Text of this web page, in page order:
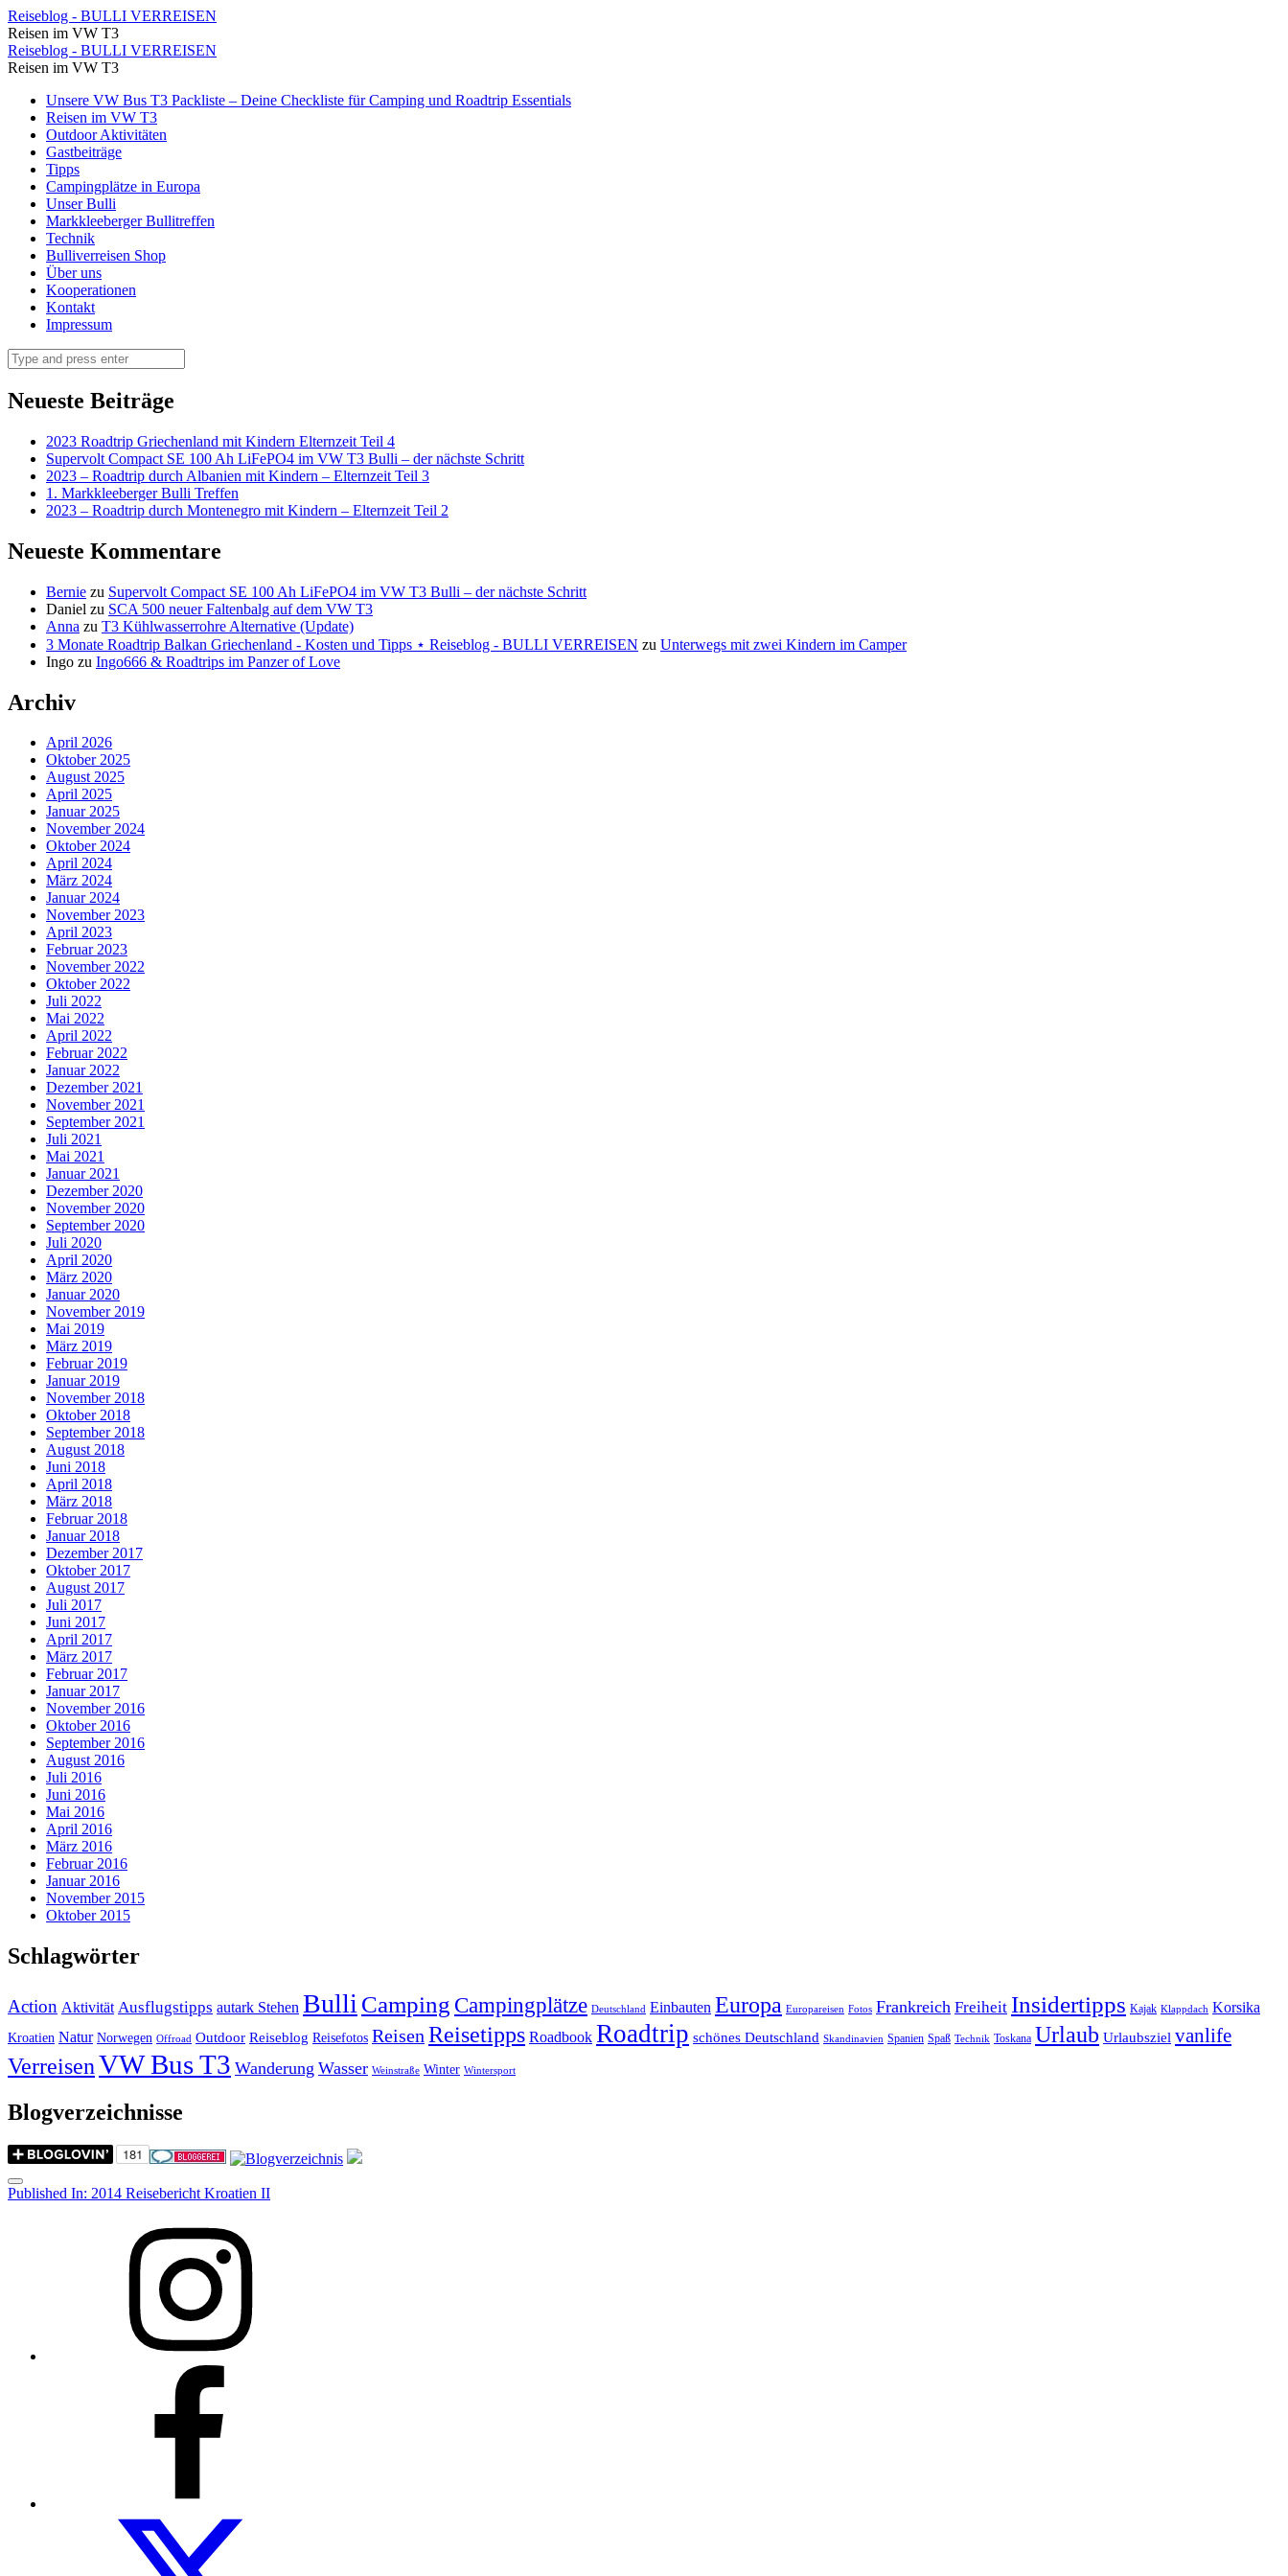
Entlang
der
Grisia
Reiseblog
BULLI
VERREISEN
Reiseblog - BULLI VERREISEN
Reisen im VW T3
Entlang
der
Grisia
Reiseblog
BULLI
VERREISEN
Reiseblog - BULLI VERREISEN
Reisen im VW T3
Skip
content
Unsere VW Bus T3 Packliste – Deine Checkliste für Camping und Roadtrip Essentials
Reisen im VW T3
Outdoor Aktivitäten
Gastbeiträge
Tipps
Campingplätze in Europa
Unser Bulli
Markkleeberger Bullitreffen
Technik
Bulliverreisen Shop
Über uns
Kooperationen
Kontakt
Impressum
Search
Neueste Beiträge
2023 Roadtrip Griechenland mit Kindern Elternzeit Teil 4
Supervolt Compact SE 100 Ah LiFePO4 im VW T3 Bulli – der nächste Schritt
2023 – Roadtrip durch Albanien mit Kindern – Elternzeit Teil 3
1. Markkleeberger Bulli Treffen
2023 – Roadtrip durch Montenegro mit Kindern – Elternzeit Teil 2
Neueste Kommentare
Bernie zu Supervolt Compact SE 100 Ah LiFePO4 im VW T3 Bulli – der nächste Schritt
Daniel zu SCA 500 neuer Faltenbalg auf dem VW T3
Anna zu T3 Kühlwasserrohre Alternative (Update)
3 Monate Roadtrip Balkan Griechenland - Kosten und Tipps ⋆ Reiseblog - BULLI VERREISEN zu Unterwegs mit zwei Kindern im Camper
Ingo zu Ingo666 & Roadtrips im Panzer of Love
Archiv
April 2026
Oktober 2025
August 2025
April 2025
Januar 2025
November 2024
Oktober 2024
April 2024
März 2024
Januar 2024
November 2023
April 2023
Februar 2023
November 2022
Oktober 2022
Juli 2022
Mai 2022
April 2022
Februar 2022
Januar 2022
Dezember 2021
November 2021
September 2021
Juli 2021
Mai 2021
Januar 2021
Dezember 2020
November 2020
September 2020
Juli 2020
April 2020
März 2020
Januar 2020
November 2019
Mai 2019
März 2019
Februar 2019
Januar 2019
November 2018
Oktober 2018
September 2018
August 2018
Juni 2018
April 2018
März 2018
Februar 2018
Januar 2018
Dezember 2017
Oktober 2017
August 2017
Juli 2017
Juni 2017
April 2017
März 2017
Februar 2017
Januar 2017
November 2016
Oktober 2016
September 2016
August 2016
Juli 2016
Juni 2016
Mai 2016
April 2016
März 2016
Februar 2016
Januar 2016
November 2015
Oktober 2015
Schlagwörter
Action Aktivität Ausflugstipps autark Stehen BulliCamping Campingplätze Deutschland Einbauten Europa Europareisen Fotos Frankreich Freiheit Insidertipps Kajak Klappdach Korsika
Kroatien Natur Norwegen Offroad Outdoor Reiseblog Reisefotos ReisenReisetipps Roadbook Roadtrip schönes Deutschland Skandinavien Spanien Spaß Technik Toskana Urlaub Urlaubsziel vanlife
VerreisenVW Bus T3 Wanderung Wasser Weinstraße Winter Wintersport
Blogverzeichnisse
Menu
Post
Published In: 2014 Reisebericht Kroatien II